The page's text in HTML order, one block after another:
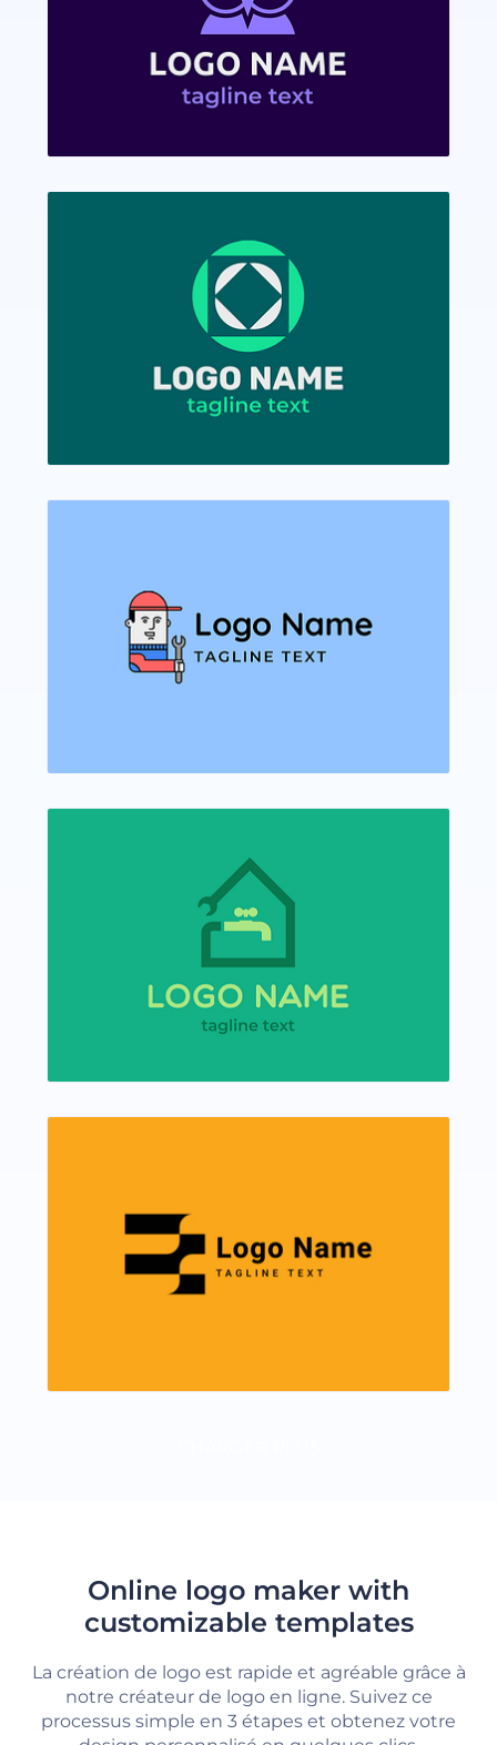
Online logo maker with
customizable templates
La création de logo est rapide et agréable grâce à
notre créateur de logo en ligne. Suivez ce
processus simple en 3 étapes et obtenez votre